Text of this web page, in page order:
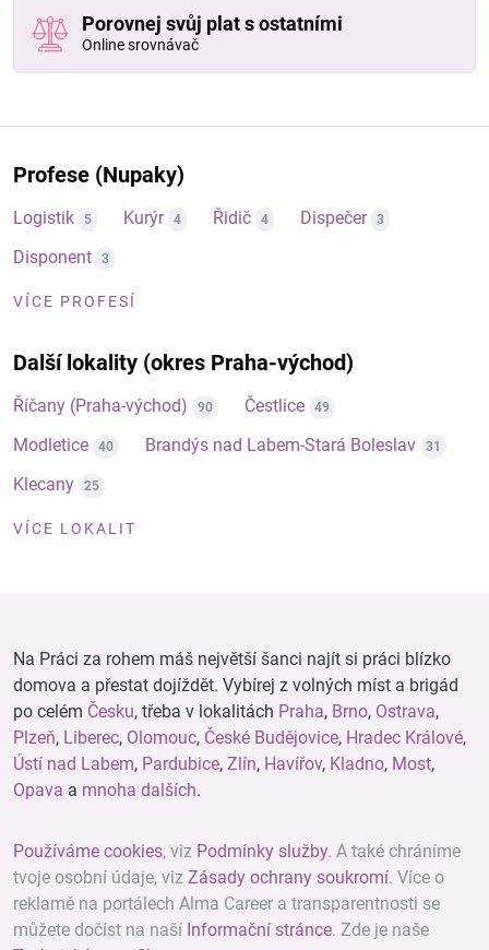
Porovnej svůj plat s ostatními
Online srovnávač
Profese (Nupaky)
Logistik 5 Kurýr 4 Řidič 4 Dispečer 3
Disponent 3
VÍCE PROFESÍ
Další lokality (okres Praha-východ)
Říčany (Praha-východ) 90 Čestlice 49
Modletice 40 Brandýs nad Labem-Stará Boleslav 31
Klecany 25
VÍCE LOKALIT
Na Práci za rohem máš největší šanci najít si práci blízko
domova a přestat dojíždět. Vybírej z volných míst a brigád
po celém Česku, třeba v lokalitách Praha, Brno, Ostrava,
Plzeň, Liberec, Olomouc, České Budějovice, Hradec Králové,
Ústí nad Labem, Pardubice, Zlín, Havířov, Kladno, Most,
Opava a mnoha dalších.
Používáme cookies, viz Podmínky služby. A také chráníme
tvoje osobní údaje, viz Zásady ochrany soukromí. Více o
reklamě na portálech Alma Career a transparentnosti se
můžete dočíst na naší Informační stránce. Zde je naše